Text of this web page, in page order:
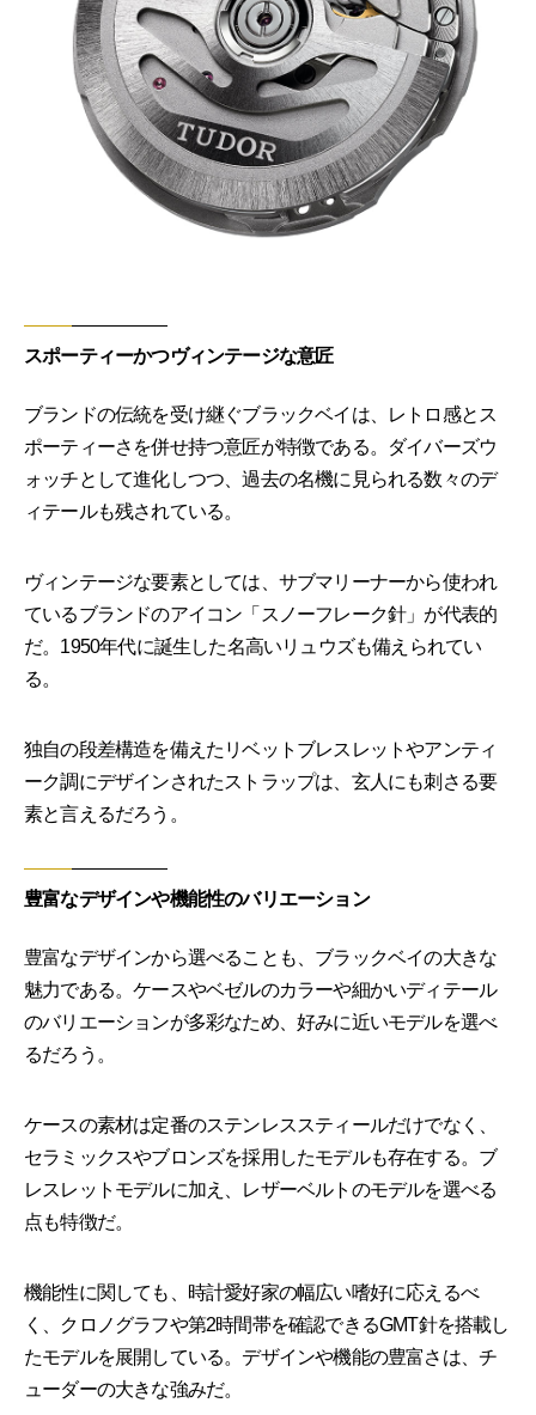
スポーティーかつヴィンテージな意匠
ブランドの伝統を受け継ぐブラックベイは、レトロ感とス
ポーティーさを併せ持つ意匠が特徴である。ダイバーズウ
ォッチとして進化しつつ、過去の名機に見られる数々のデ
ィテールも残されている。
ヴィンテージな要素としては、サブマリーナーから使われ
ているブランドのアイコン「スノーフレーク針」が代表的
だ。1950年代に誕生した名高いリュウズも備えられてい
る。
独自の段差構造を備えたリベットブレスレットやアンティ
ーク調にデザインされたストラップは、玄人にも刺さる要
素と言えるだろう。
豊富なデザインや機能性のバリエーション
豊富なデザインから選べることも、ブラックベイの大きな
魅力である。ケースやベゼルのカラーや細かいディテール
のバリエーションが多彩なため、好みに近いモデルを選べ
るだろう。
ケースの素材は定番のステンレススティールだけでなく、
セラミックスやブロンズを採用したモデルも存在する。ブ
レスレットモデルに加え、レザーベルトのモデルを選べる
点も特徴だ。
機能性に関しても、時計愛好家の幅広い嗜好に応えるべ
く、クロノグラフや第2時間帯を確認できるGMT針を搭載し
たモデルを展開している。デザインや機能の豊富さは、チ
ューダーの大きな強みだ。